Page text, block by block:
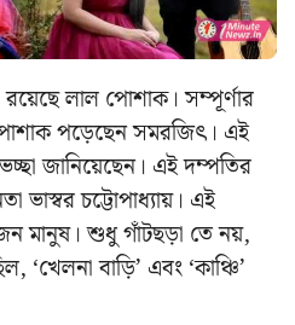
লাল পোশাক। সম্পূর্ণার
পড়েছেন সমরজিৎ। এই
জানিয়েছেন। এই দম্পতির
ভাস্বর চট্টোপাধ্যায়। এই
মানুষ। শুধু গাঁটছড়া তে নয়,
বাড়ি’ এবং ‘কাঞ্চি’